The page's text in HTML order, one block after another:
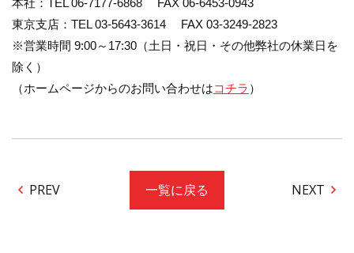
東京支店：TEL 03-5643-3614 FAX 03-3249-2823
※営業時間 9:00～17:30（土日・祝日・その他弊社の休業日を
除く）
（ホームページからのお問い合わせはコチラ ）
PREV 一覧に戻る NEXT